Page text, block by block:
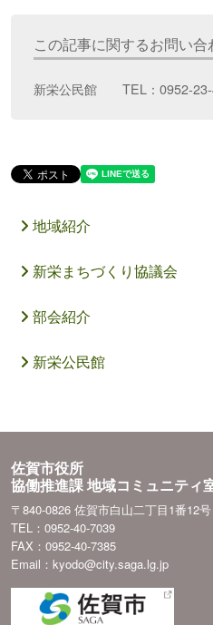
この記事に関するお問い合
新栄公民館 TEL：0952-23-
地域紹介
新栄まちづくり協議会
部会紹介
新栄公民館
佐賀市役所
協働推進課 地域コミュニティ
〒840-0826 佐賀市白山二丁目1番12
TEL：0952-40-7039
FAX：0952-40-7385
Email：kyodo@city.saga.lg.jp